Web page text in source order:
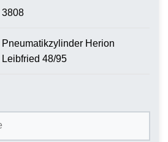
3808
Pneumatikzylinder Herion
Leibfried 48/95